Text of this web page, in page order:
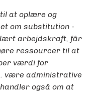
til at oplære og
om substitution -
arbejdskraft, får
ressourcer til at
værdi for
være administrative
også om at